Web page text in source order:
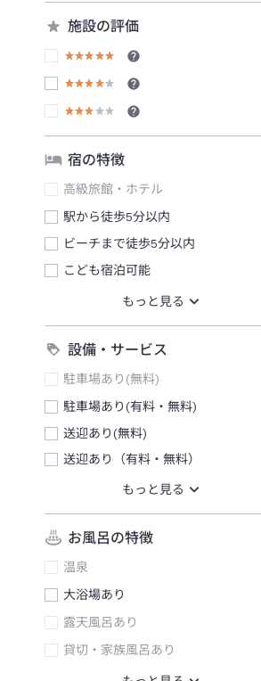
施設の評価
宿の特徴
高級旅館・ホテル
駅から徒歩5分以内
ビーチまで徒歩5分以内
こども宿泊可能
設備・サービス
駐車場あり(無料)
駐車場あり(有料・無料)
送迎あり(無料)
送迎あり（有料・無料）
お風呂の特徴
温泉
大浴場あり
露天風呂あり
貸切・家族風呂あり